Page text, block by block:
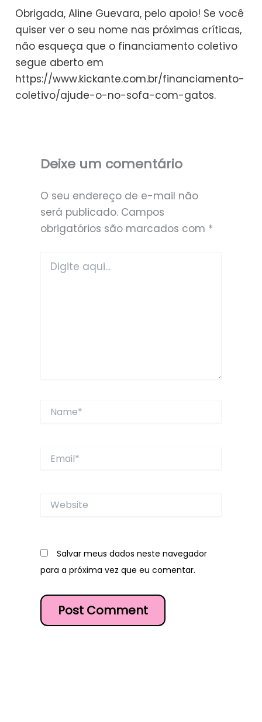
Obrigada, Aline Guevara, pelo apoio! Se você
quiser ver o seu nome nas próximas críticas,
não esqueça que o financiamento coletivo
segue aberto em
https://www.kickante.com.br/financiamento-
coletivo/ajude-o-no-sofa-com-gatos.
Deixe um comentário
O seu endereço de e-mail não
será publicado. Campos
obrigatórios são marcados com *
aqui...
Website
Salvar meus dados neste navegador
para a próxima vez que eu comentar.